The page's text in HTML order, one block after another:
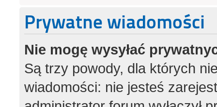
Prywatne wiadomości
Nie mogę wysyłać
Są trzy powody, dla których
wiadomości: nie jesteś